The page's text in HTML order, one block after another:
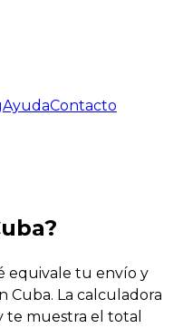
AyudaContacto
equivale tu envío y
La calculadora
te muestra el total